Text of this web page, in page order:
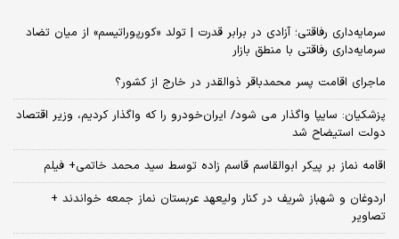
سرمایه‌داری رفاقتی؛ آزادی در برابر قدرت | تولد «کورپوراتیسم» از میان تضاد
سرمایه‌داری رفاقتی با منطق بازار
ماجرای اقامت پسر محمدباقر ذوالقدر در خارج از کشور؟
پزشکیان: سایپا واگذار می شود/ ایران‌خودرو را که واگذار کردیم، وزیر اقتصاد
دولت استیضاح شد
اقامه نماز بر پیکر ابوالقاسم قاسم زاده توسط سید محمد خاتمی+ فیلم
اردوغان و شهباز شریف در کنار ولیعهد عربستان نماز جمعه خواندند +
تصاویر